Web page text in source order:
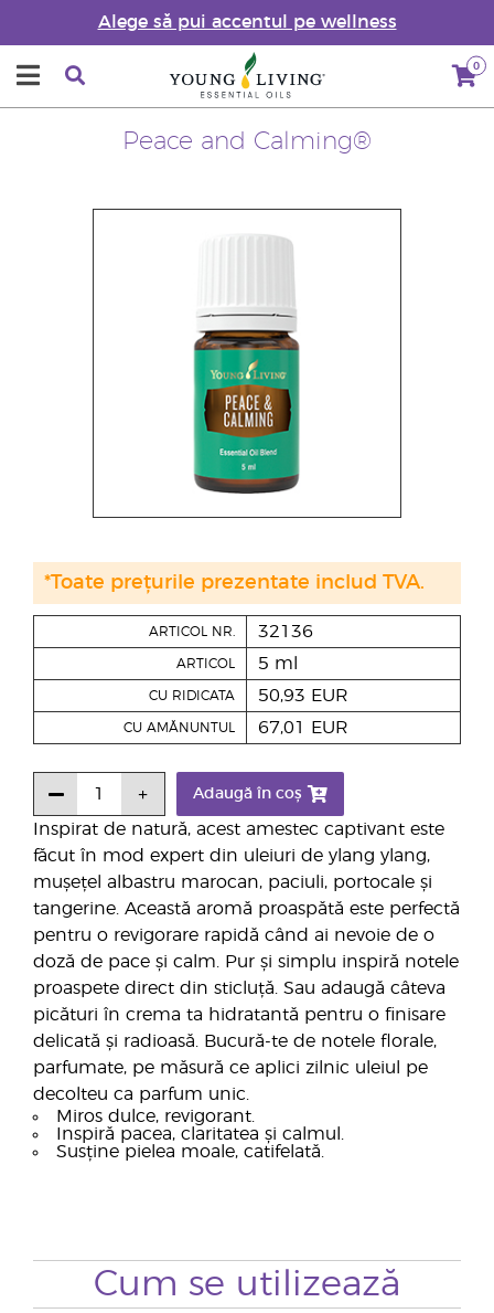
Alege să pui accentul pe wellness
0
Peace and Calming®
Inspirat de natură, acest amestec captivant este
făcut în mod expert din uleiuri de ylang ylang,
mușețel albastru marocan, paciuli, portocale și
tangerine. Această aromă proaspătă este perfectă
pentru o revigorare rapidă când ai nevoie de o
doză de pace și calm. Pur și simplu inspiră notele
proaspete direct din sticluță. Sau adaugă câteva
picături în crema ta hidratantă pentru o finisare
delicată și radioasă. Bucură-te de notele florale,
parfumate, pe măsură ce aplici zilnic uleiul pe
decolteu ca parfum unic.
Miros dulce, revigorant.
Inspiră pacea, claritatea și calmul.
Susține pielea moale, catifelată.
ARTICOL NR. 32136
ARTICOL 5 ml
CU RIDICATA 50,93 EUR
CU AMĂNUNTUL 67,01 EUR
Adaugă în coș
*Toate prețurile prezentate includ TVA.
Cum se utilizează